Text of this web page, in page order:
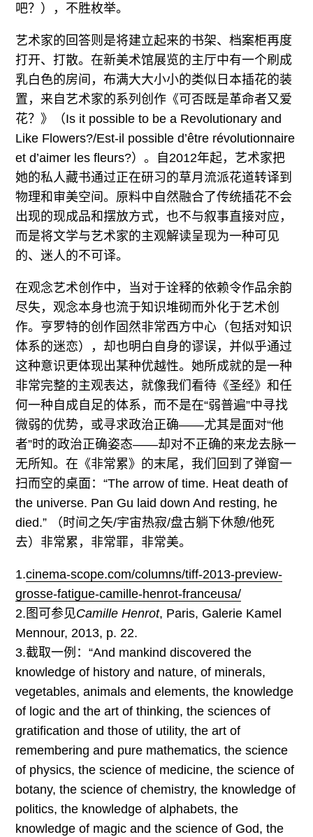
吧？），不胜枚举。
艺术家的回答则是将建立起来的书架、档案柜再度
打开、打散。在新美术馆展览的主厅中有一个刷成
乳白色的房间，布满大大小小的类似日本插花的装
置，来自艺术家的系列创作《可否既是革命者又爱
花？》（Is it possible to be a Revolutionary and
Like Flowers?/Est-il possible d’être révolutionnaire
et d’aimer les fleurs?​）。自2012年起，艺术家把
她的私人藏书通过正在研习的草月流派花道转译到
物理和审美空间。原料中自然融合了传统插花不会
出现的现成品和摆放方式，也不与叙事直接对应，
而是将文学与艺术家的主观解读呈现为一种可见
的、迷人的不可译。
在观念艺术创作中，当对于诠释的依赖令作品余韵
尽失，观念本身也流于知识堆砌而外化于艺术创
作。亨罗特的创作固然非常西方中心（包括对知识
体系的迷恋），却也明白自身的谬误，并似乎通过
这种意识更体现出某种优越性。她所成就的是一种
非常完整的主观表达，就像我们看待《圣经》和任
何一种自成自足的体系，而不是在“弱普遍”中寻找
微弱的优势，或寻求政治正确——尤其是面对“他
者”时的政治正确姿态——却对不正确的来龙去脉一
无所知。在《非常累》的末尾，我们回到了弹窗一
扫而空的桌面：“The arrow of time. Heat death of
the universe. Pan Gu laid down And resting, he
died.” （时间之矢/宇宙热寂/盘古躺下休憩/他死
去）非常累，非常罪，非常美。
1.cinema-scope.com/columns/tiff-2013-preview-
grosse-fatigue-camille-henrot-franceusa/
2.图可参见Camille Henrot, Paris, Galerie Kamel
Mennour, 2013, p. 22.
3.截取一例：“And mankind discovered the
knowledge of history and nature, of minerals,
vegetables, animals and elements, the knowledge
of logic and the art of thinking, the sciences of
gratification and those of utility, the art of
remembering and pure mathematics, the science
of physics, the science of medicine, the science of
botany, the science of chemistry, the knowledge of
politics, the knowledge of alphabets, the
knowledge of magic and the science of God, the